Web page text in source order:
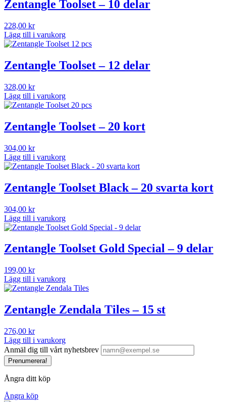
Zentangle Toolset – 10 delar
228,00 kr
Lägg till i varukorg
Zentangle Toolset – 12 delar
328,00 kr
Lägg till i varukorg
Zentangle Toolset – 20 kort
304,00 kr
Lägg till i varukorg
Zentangle Toolset Black – 20 svarta kort
304,00 kr
Lägg till i varukorg
Zentangle Toolset Gold Special – 9 delar
199,00 kr
Lägg till i varukorg
Zentangle Zendala Tiles – 15 st
276,00 kr
Lägg till i varukorg
Anmäl dig till vårt nyhetsbrev
Prenumerera!
Ångra ditt köp
Ångra köp